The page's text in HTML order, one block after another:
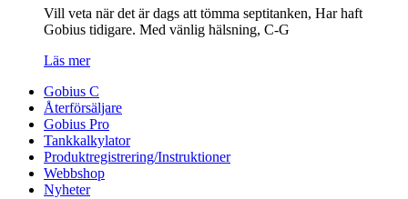
Vill veta när det är dags att tömma septitanken, Har haft
Gobius tidigare. Med vänlig hälsning, C-G
Läs mer
Gobius C
Återförsäljare
Gobius Pro
Tankkalkylator
Produktregistrering/Instruktioner
Webbshop
Nyheter